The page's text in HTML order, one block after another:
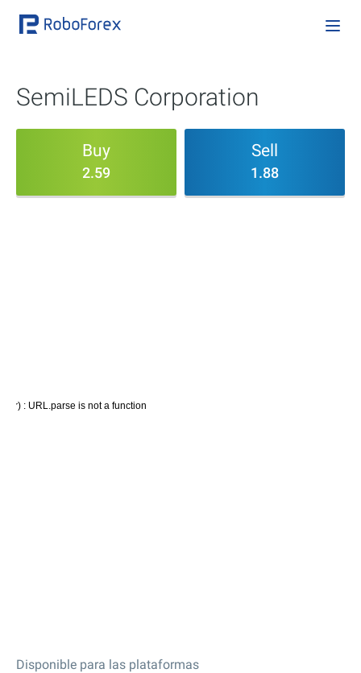
SemiLEDS Corporation
Buy
2.59
Sell
1.88
Disponible para las plataformas